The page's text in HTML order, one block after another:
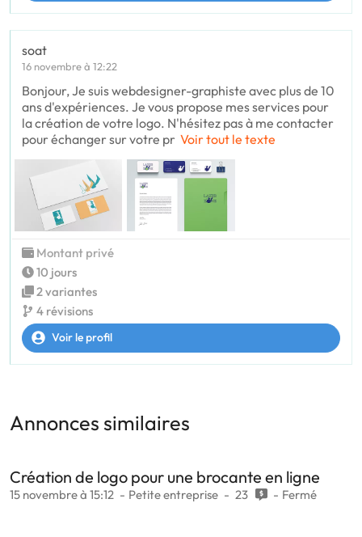
soat
16 novembre à 12:22
Bonjour, Je suis webdesigner-graphiste avec plus de 10
ans d'expériences. Je vous propose mes services pour
la création de votre logo. N'hésitez pas à me contacter
pour échanger sur votre pr Voir tout le texte
Montant privé
10 jours
2 variantes
4 révisions
Voir le profil
Annonces similaires
Création de logo pour une brocante en ligne
15 novembre à 15:12 Petite entreprise 23 Fermé